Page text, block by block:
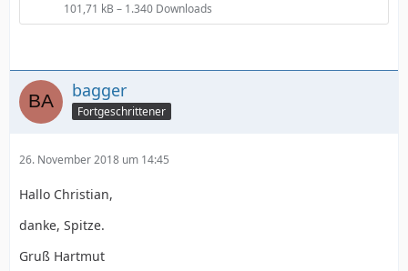
101,71 kB – 1.340 Downloads
bagger
Fortgeschrittener
26. November 2018 um 14:45
Hallo Christian,
danke, Spitze.
Gruß Hartmut